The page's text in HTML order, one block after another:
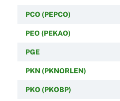
PCO (PEPCO)
PEO (PEKAO)
PGE
PKN (PKNORLEN)
PKO (PKOBP)